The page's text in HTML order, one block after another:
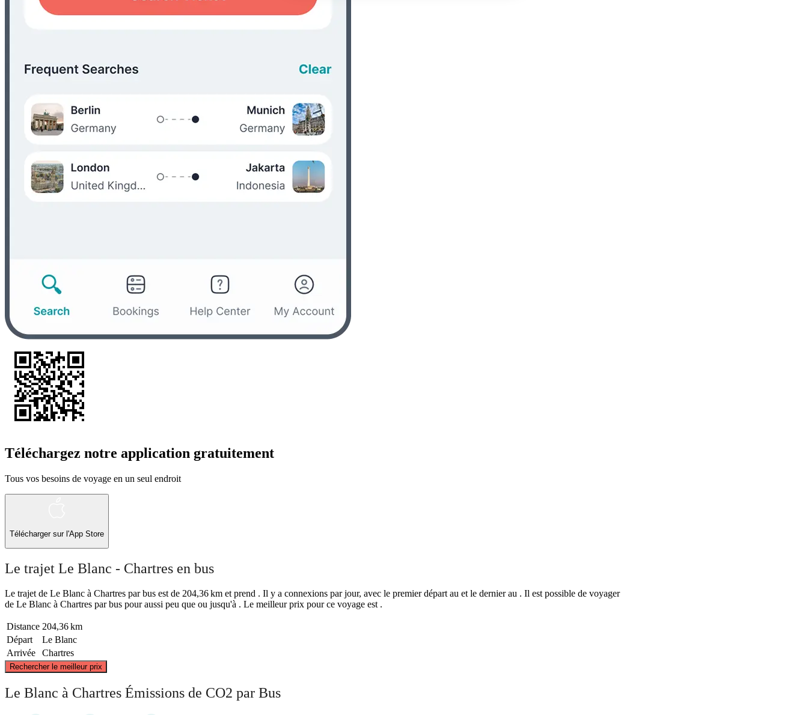
Téléchargez notre application gratuitement
Tous vos besoins de voyage en un seul endroit
Télécharger sur l'App Store
Le trajet Le Blanc - Chartres en bus
Le trajet de Le Blanc à Chartres par bus est de 204,36 km et prend . Il y a connexions par jour, avec le premier départ au et le dernier au . Il est possible de voyager
de Le Blanc à Chartres par bus pour aussi peu que ou jusqu'à . Le meilleur prix pour ce voyage est .
Distance 204,36 km
Départ
Le Blanc
Arrivée
Chartres
Rechercher le meilleur prix
Le Blanc à Chartres Émissions de CO2 par Bus